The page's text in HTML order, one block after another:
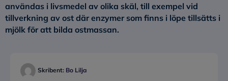
användas i livsmedel av olika skäl, till exempel vid
tillverkning av ost där enzymer som finns i löpe tillsätts i
mjölk för att bilda ostmassan.
Skribent: Bo Lilja